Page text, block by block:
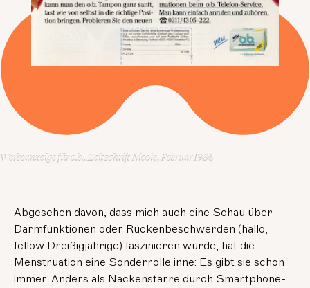
Werbeanzeige für o.b., Zeitschrift Nicole, Februar 1986
Abgesehen davon, dass mich auch eine Schau über
Darmfunktionen oder Rückenbeschwerden (hallo,
fellow Dreißigjährige) faszinieren würde, hat die
Menstruation eine Sonderrolle inne: Es gibt sie schon
immer. Anders als Nackenstarre durch Smartphone-